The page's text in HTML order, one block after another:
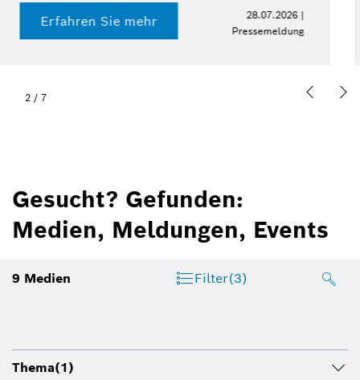
Erfahren Sie mehr
15.07.2026 |
Pressemeldung
2 / 7
Gesucht? Gefunden:
Medien, Meldungen, Events
9 Medien Filter(3)
Thema(1)